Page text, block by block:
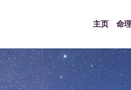
主页 命